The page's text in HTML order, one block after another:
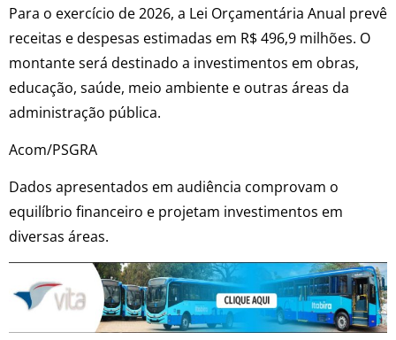
Para o exercício de 2026, a Lei Orçamentária Anual prevê
receitas e despesas estimadas em R$ 496,9 milhões. O
montante será destinado a investimentos em obras,
educação, saúde, meio ambiente e outras áreas da
administração pública.
Acom/PSGRA
Dados apresentados em audiência comprovam o
equilíbrio financeiro e projetam investimentos em
diversas áreas.